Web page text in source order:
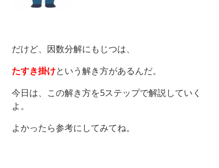
だけど、因数分解にもじつは、
たすき掛けという解き方があるんだ。
今日は、この解き方を5ステップで解説していく
よ。
よかったら参考にしてみてね。